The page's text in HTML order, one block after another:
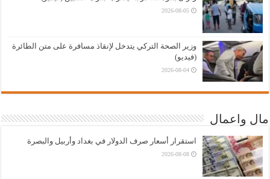
2026-08-05
وزير الصحة التركي يتدخل لإنقاذ مسافرة على متن الطائرة
(فيديو)
2026-08-04
مال واعمال
استقرار أسعار صرف الدولار في بغداد وأربيل والبصرة
2026-08-08